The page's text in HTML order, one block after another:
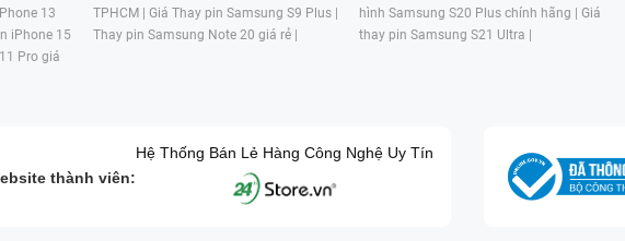
13
iPhone 15
Pro giá
TPHCM | Giá Thay pin Samsung S9 Plus |
Thay pin Samsung Note 20 giá rẻ |
hình Samsung S20 Plus chính hãng | Giá
thay pin Samsung S21 Ultra |
thành viên:
Hệ Thống Bán Lẻ Hàng Công Nghệ Uy Tín